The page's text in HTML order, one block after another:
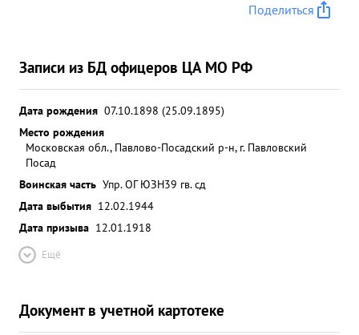
Поделиться
Записи из БД офицеров ЦА МО РФ
Дата рождения 07.10.1898 (25.09.1895)
Место рождения
Московская обл., Павлово-Посадский р-н, г. Павловский
Посад
Воинская часть Упр. ОГ ЮЗН39 гв. сд
Дата выбытия 12.02.1944
Дата призыва 12.01.1918
Ещё
Документ в учетной картотеке